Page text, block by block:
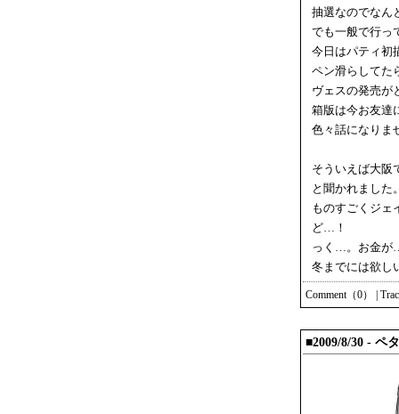
抽選なのでなん
でも一般で行っ
今日はパティ初
ペン滑らしてた
ヴェスの発売が
箱版は今お友達
色々話になりま
そういえば大阪
と聞かれました
ものすごくジェ
ど…！
っく…。お金が
冬までには欲し
Comment（0）
■2009/8/30 - ペ